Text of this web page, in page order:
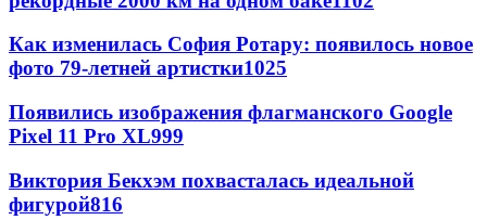
Как изменилась София Ротару: появилось новое
фото 79-летней артистки1025
Появились изображения флагманского Google
Pixel 11 Pro XL999
Виктория Бекхэм похвасталась идеальной
фигурой816